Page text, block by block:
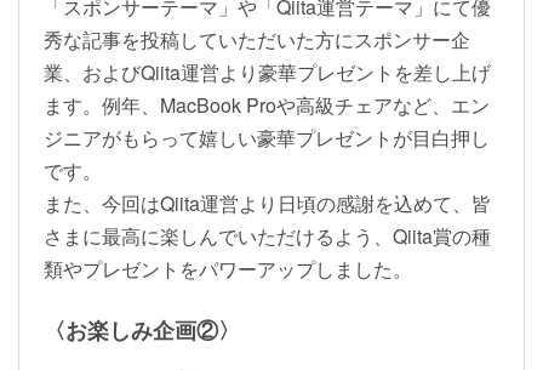
「スポンサーテーマ」や「Qiita運営テーマ」にて優
秀な記事を投稿していただいた方にスポンサー企
業、およびQiita運営より豪華プレゼントを差し上げ
ます。例年、MacBook Proや高級チェアなど、エン
ジニアがもらって嬉しい豪華プレゼントが目白押し
です。
また、今回はQiita運営より日頃の感謝を込めて、皆
さまに最高に楽しんでいただけるよう、Qiita賞の種
類やプレゼントをパワーアップしました。
〈お楽しみ企画②〉